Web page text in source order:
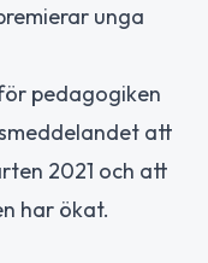
unga
pedagogiken
att
2021 och att
har ökat.